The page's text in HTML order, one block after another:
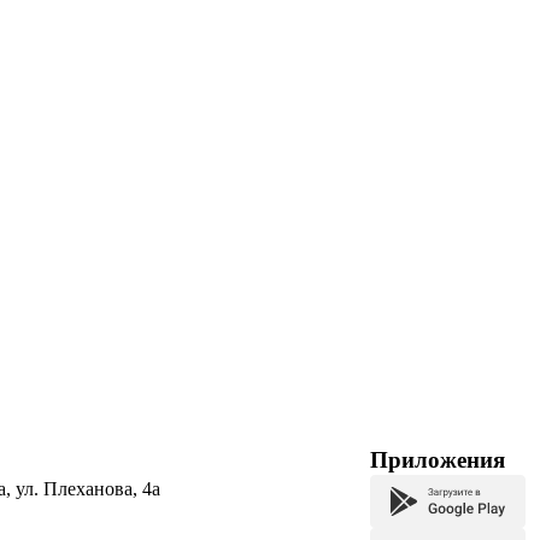
ул. Плеханова, 4а
Приложения